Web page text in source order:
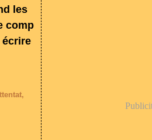
les
comp
écrire
,